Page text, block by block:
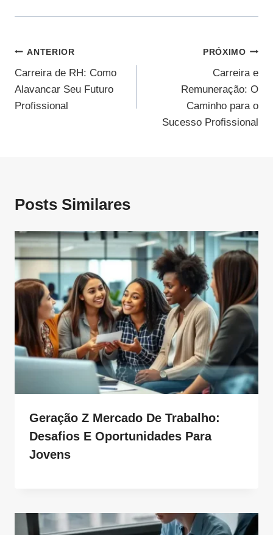
Navegação
De
Post
ANTERIOR
Carreira de RH: Como
Alavancar Seu Futuro
Profissional
PRÓXIMO
Carreira e
Remuneração: O
Caminho para o
Sucesso Profissional
Posts Similares
Geração Z Mercado De Trabalho:
Desafios E Oportunidades Para
Jovens